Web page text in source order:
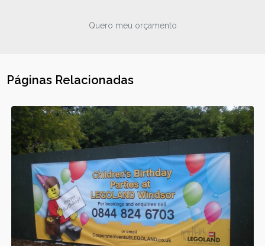
Quero meu orçamento
Páginas Relacionadas